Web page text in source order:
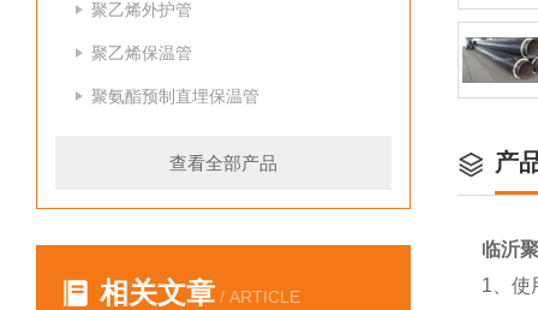
聚乙烯外护管
聚乙烯保温管
聚氨酯预制直埋保温管
查看全部产品
相关文章 / ARTICLE
产
临沂
1、使